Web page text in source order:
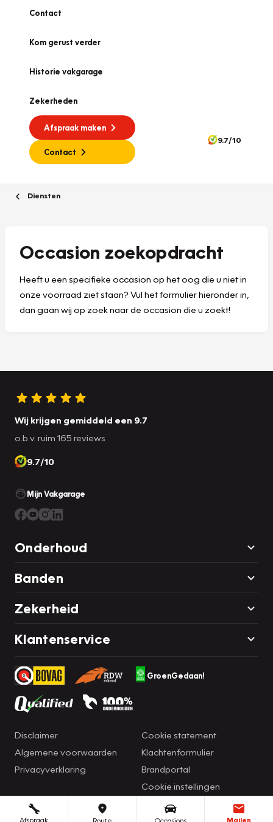
Contact
Kom gerust verder
Historie vakgarage
Zekerheden
Afspraak maken
Contact
9.7/10
Diensten
Occasion zoekopdracht
Heeft u een specifieke occasion op het oog die u niet in
onze voorraad ziet staan? Vul het formulier hieronder in,
dan gaan wij op zoek naar de occasion die u zoekt!
Afspraak Mailen
Wij krijgen gemiddeld een 9.7
o.b.v. ruim 165 reviews
9.7/10
Mijn Vakgarage
Onderhoud
Banden
Zekerheid
Klantenservice
GroenGedaan!
Disclaimer
Algemene voorwaarden
Privacyverklaring
Cookie statement
Klachtenformulier
Brandportal
Cookie instellingen